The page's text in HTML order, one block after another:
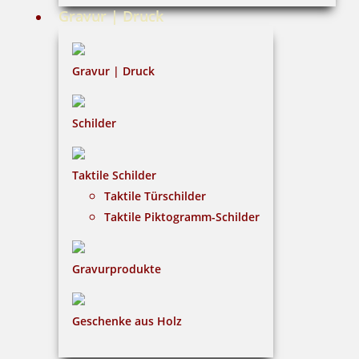
Gravur | Druck
Gravur | Druck
Schilder
Taktile Schilder
Taktile Türschilder
Taktile Piktogramm-Schilder
Gravurprodukte
Geschenke aus Holz
Widerruf
Barrierefreiheit
Vertrag widerrufen
Mein Konto
KONTAKT
Gavieranstalt & Stempelhaus Gleitsmann
Claus Gleitsmann